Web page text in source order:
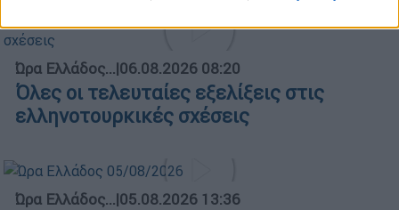
Ώρα Ελλάδος...|06.08.2026 08:20
Όλες οι τελευταίες εξελίξεις στις
ελληνοτουρκικές σχέσεις
Ώρα Ελλάδος...|05.08.2026 13:36